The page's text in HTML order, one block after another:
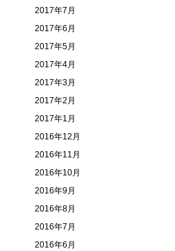
2017年7月
2017年6月
2017年5月
2017年4月
2017年3月
2017年2月
2017年1月
2016年12月
2016年11月
2016年10月
2016年9月
2016年8月
2016年7月
2016年6月